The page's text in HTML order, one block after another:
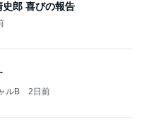
史郎 喜びの報告
ルB 2日前